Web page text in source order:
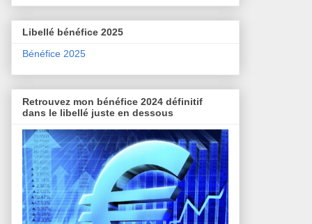
Libellé bénéfice 2025
Bénéfice 2025
Retrouvez mon bénéfice 2024 définitif
dans le libellé juste en dessous